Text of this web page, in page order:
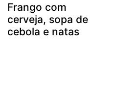
Frango com
cerveja, sopa de
cebola e natas